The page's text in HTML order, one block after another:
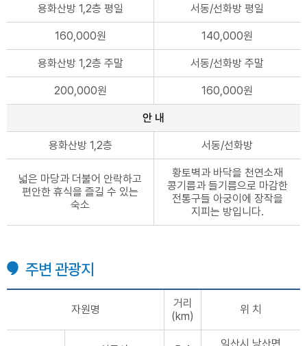
용화산방 1,2층 평일 서동/선화방 평일
160,000원 140,000원
용화산방 1,2층 주말 서동/선화방 주말
200,000원 160,000원
안 내
용화산방 1,2층 서동/선화방
넓은 마당과 더불어 안락하고
편안한 휴식을 즐길 수 있는
숙소
황토벽과 바닥을 천연소재
콩기름과 들기름으로 마감한
전통구들 아궁이에 장작을
지피는 방입니다.
주변 관광지
자원명
거리
(km)
위 치